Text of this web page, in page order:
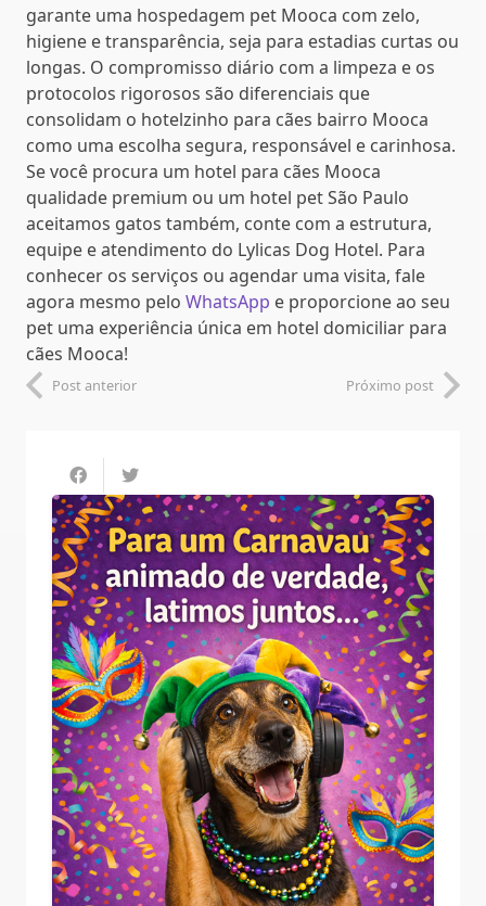
garante uma hospedagem pet Mooca com zelo,
higiene e transparência, seja para estadias curtas ou
longas. O compromisso diário com a limpeza e os
protocolos rigorosos são diferenciais que
consolidam o hotelzinho para cães bairro Mooca
como uma escolha segura, responsável e carinhosa.
Se você procura um hotel para cães Mooca
qualidade premium ou um hotel pet São Paulo
aceitamos gatos também, conte com a estrutura,
equipe e atendimento do Lylicas Dog Hotel. Para
conhecer os serviços ou agendar uma visita, fale
agora mesmo pelo WhatsApp e proporcione ao seu
pet uma experiência única em hotel domiciliar para
cães Mooca!
Post anterior Próximo post